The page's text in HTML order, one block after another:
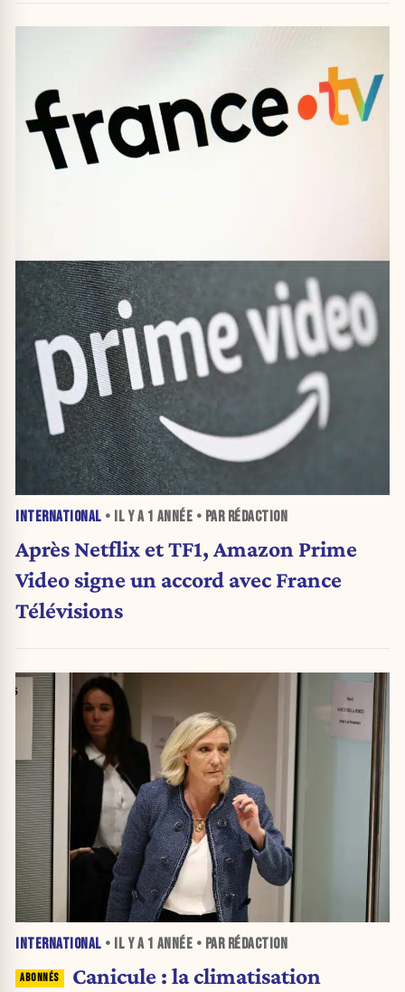
INTERNATIONAL • IL Y A 1 ANNÉE • PAR RÉDACTION
Après Netflix et TF1, Amazon Prime
Video signe un accord avec France
Télévisions
INTERNATIONAL • IL Y A 1 ANNÉE • PAR RÉDACTION
Canicule : la climatisation